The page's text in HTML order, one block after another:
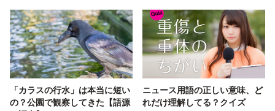
「カラスの行水」は本当に短い
の？公園で観察してきた【語源
ニュース用語の正しい意味、ど
れだけ理解してる？クイズ